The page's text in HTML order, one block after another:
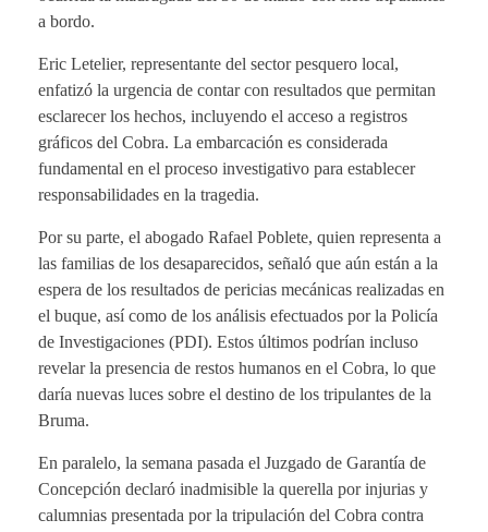
a bordo.
Eric Letelier, representante del sector pesquero local,
enfatizó la urgencia de contar con resultados que permitan
esclarecer los hechos, incluyendo el acceso a registros
gráficos del Cobra. La embarcación es considerada
fundamental en el proceso investigativo para establecer
responsabilidades en la tragedia.
Por su parte, el abogado Rafael Poblete, quien representa a
las familias de los desaparecidos, señaló que aún están a la
espera de los resultados de pericias mecánicas realizadas en
el buque, así como de los análisis efectuados por la Policía
de Investigaciones (PDI). Estos últimos podrían incluso
revelar la presencia de restos humanos en el Cobra, lo que
daría nuevas luces sobre el destino de los tripulantes de la
Bruma.
En paralelo, la semana pasada el Juzgado de Garantía de
Concepción declaró inadmisible la querella por injurias y
calumnias presentada por la tripulación del Cobra contra